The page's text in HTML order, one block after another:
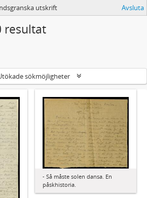
utskrift Avsluta
resultat
sökmöjligheter
- Så måste solen dansa. En
påskhistoria.